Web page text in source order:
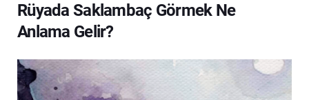
Rüyada Saklambaç Görmek Ne
Anlama Gelir?